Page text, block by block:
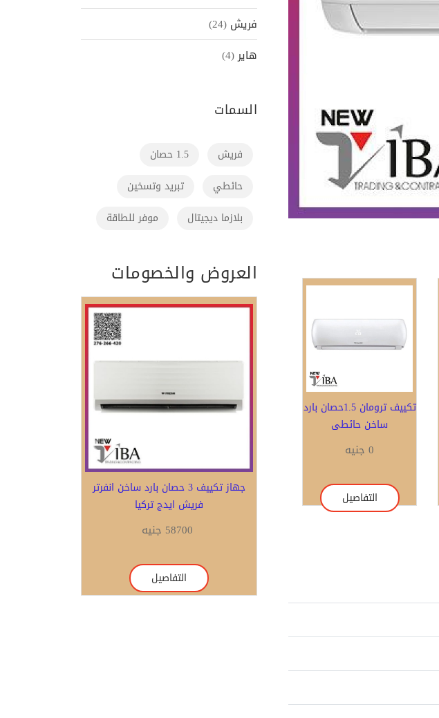
تكييف ترومان 1.5حصان بارد
ساخن حائطى
0 جنيه
التفاصيل
فريش (24)
هاير(4)
السمات
فريش
1.5 حصان
حائطي
تبريد وتسخين
بلازما ديجيتال
موفر للطاقة
العروض والخصومات
تكييف فرى اير 1.5 حصان بارد ساخن بلازما
ديجيتال انفرتر
0 جنيه
التفاصيل
Previous